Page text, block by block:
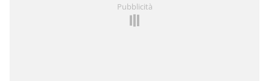
Pubblicità